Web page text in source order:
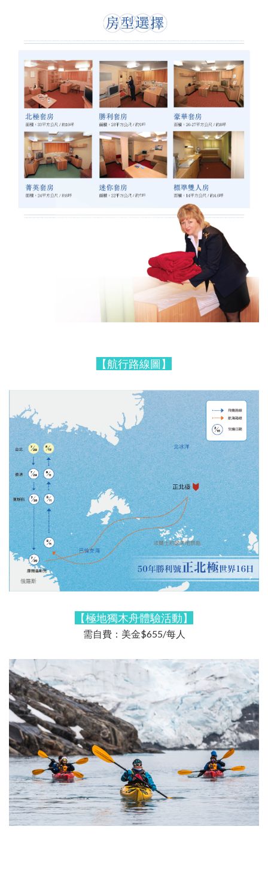
【航行路線圖】
【極地獨木舟體驗活動】
需自費：美金$655/每人